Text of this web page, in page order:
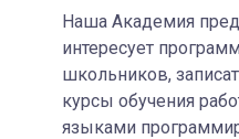
Наша Академия
интересует
школьников,
курсы обучения
языками